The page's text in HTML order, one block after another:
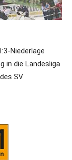
Niederlage
in die Landesliga
SV